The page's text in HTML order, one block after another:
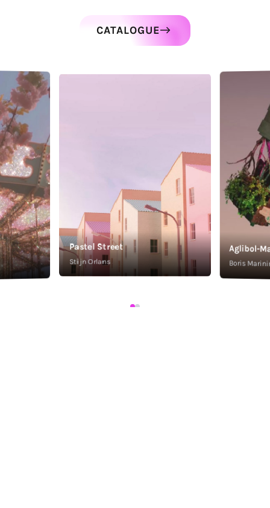
Pastel Street
Stijn Orlans
Aglibol-
Boris
CATALOGUE